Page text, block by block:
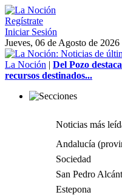
Regístrate
Iniciar Sesión
Jueves, 06 de Agosto de
La Noción | Del Pozo
recursos destinados...
Noticias más
Andalucía
Sociedad
San Pedro
Estepona